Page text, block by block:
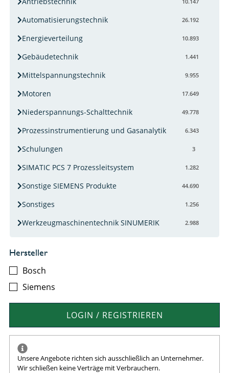
Automatisierungstechnik 26.192
Energieverteilung 10.893
Gebäudetechnik 1.441
Mittelspannungstechnik 9.955
Motoren 17.649
Niederspannungs-Schalttechnik 49.778
Prozessinstrumentierung und Gasanalytik 6.343
Schulungen 3
SIMATIC PCS 7 Prozessleitsystem 1.282
Sonstige SIEMENS Produkte 44.690
Sonstiges 1.256
Werkzeugmaschinentechnik SINUMERIK 2.988
Hersteller
Bosch
Siemens
LOGIN / REGISTRIEREN
Unsere Angebote richten sich ausschließlich an Unternehmer.
Wir schließen keine Verträge mit Verbrauchern.